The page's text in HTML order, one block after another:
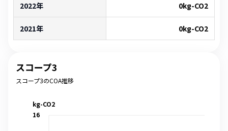
2022年 0kg-CO2
2021年 0kg-CO2
スコープ3
スコープ3のCOA推移
16
kg-CO2